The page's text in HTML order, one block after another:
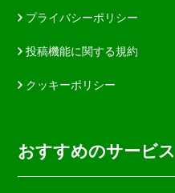
プライバシーポリシー
投稿機能に関する規約
クッキーポリシー
おすすめのサービス